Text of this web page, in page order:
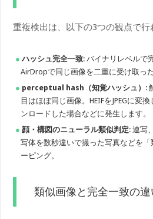
重複検出は、以下の3つの観点で行
ハッシュ完全一致: バイナリレベルで
AirDropで同じ画像を二重に受け取っ
perceptual hash（知覚ハッシュ） :
目はほぼ同じ画像。HEIFをJPEGに変
ンロードした場合などに発生します。
顔・構図のニューラル類似判定: 連写
写体を数秒違いで撮った写真などを
ーピング。
類似画像と完全一致の違